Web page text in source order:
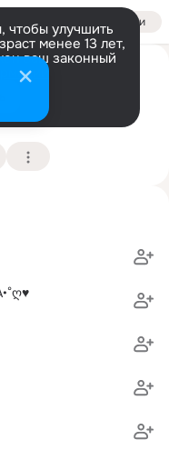
Войти
улучшить
менее 13 лет,
ваш законный
Подробнее